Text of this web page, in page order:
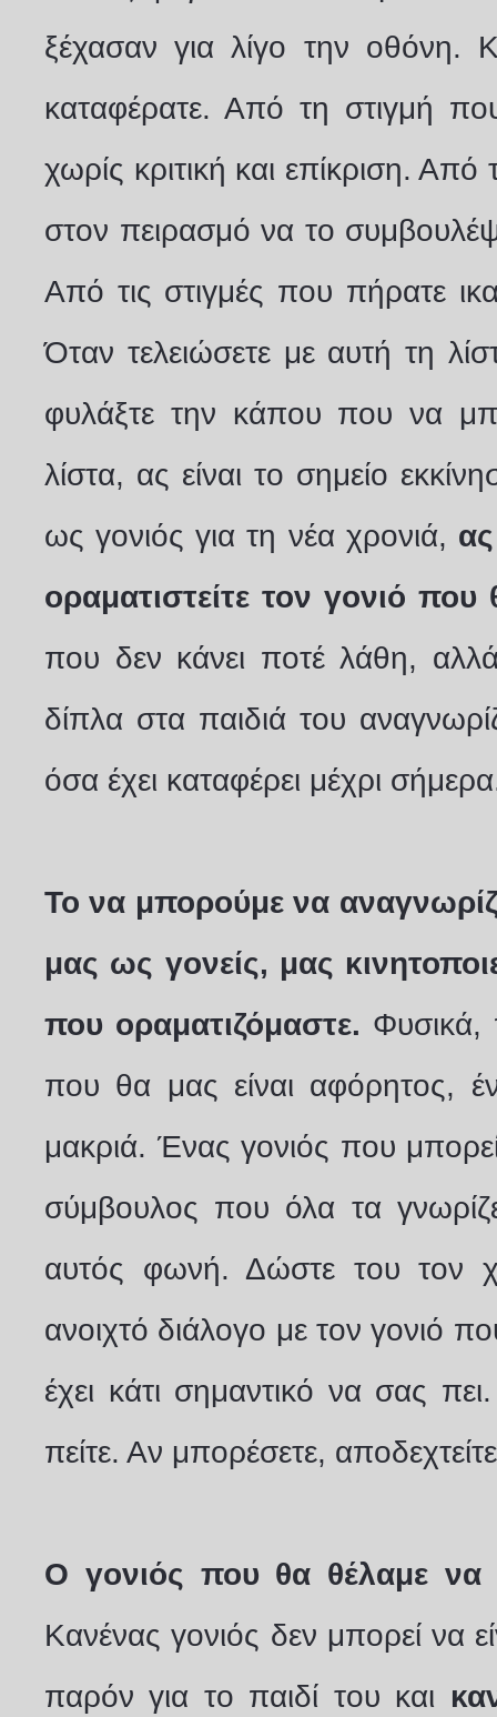
ξέχασαν για λίγο την οθόνη.
καταφέρατε. Από τη στιγμή
χωρίς κριτική και επίκριση.
στον πειρασμό να το
Από τις στιγμές που πήρατε
Όταν τελειώσετε με αυτή τη
φυλάξτε την κάπου που να
λίστα, ας είναι το σημείο
ως γονιός για τη νέα χρονιά, ας
οραματιστείτε τον γονιό που
που δεν κάνει ποτέ λάθη,
δίπλα στα παιδιά του
όσα έχει καταφέρει μέχρι
Το να μπορούμε να
μας ως γονείς, μας
που οραματιζόμαστε. Φυσικά,
που θα μας είναι αφόρητος,
μακριά. Ένας γονιός που
σύμβουλος που όλα τα
αυτός φωνή. Δώστε του τον
ανοιχτό διάλογο με τον γονιό
έχει κάτι σημαντικό να σας
πείτε. Αν μπορέσετε,
Ο γονιός που θα θέλαμε να
Κανένας γονιός δεν μπορεί να
παρόν για το παιδί του και